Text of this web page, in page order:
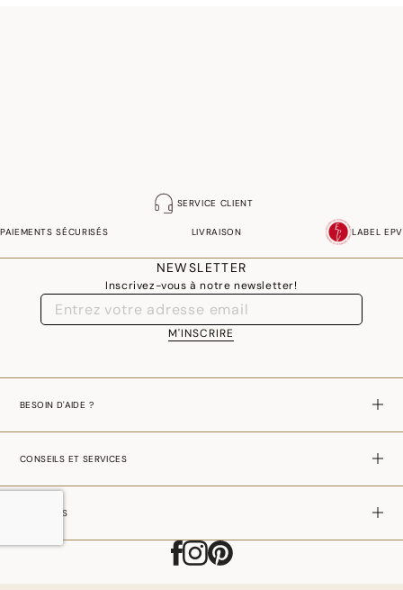
SERVICE CLIENT
PAIEMENTS SÉCURISÉS LIVRAISON LABEL EPV
NEWSLETTER
Inscrivez-vous à notre newsletter!
M'INSCRIRE
BESOIN D'AIDE ?
CONSEILS ET SERVICES
A PROPOS